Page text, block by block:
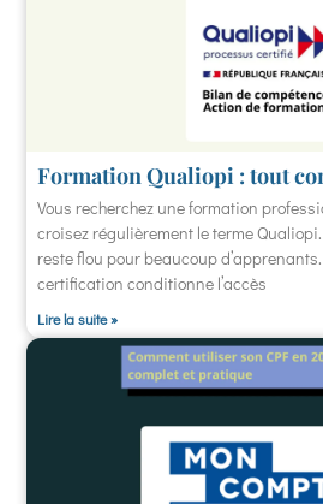
Formation Qualiopi : tout
Vous recherchez une formation
croisez régulièrement le terme
reste flou pour beaucoup
certification conditionne l’accès
Lire la suite »